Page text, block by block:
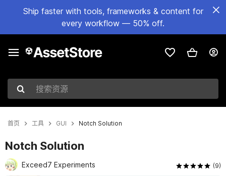
Ship faster with tools, frameworks & content for
every workflow — 50% off.
搜索资源
首页 工具 GUI Notch Solution
Notch Solution
Exceed7 Experiments (9)